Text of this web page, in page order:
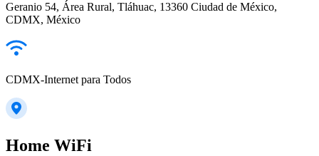
Geranio 54, Área Rural, Tláhuac, 13360 Ciudad de México,
CDMX, México
CDMX-Internet para Todos
Home WiFi